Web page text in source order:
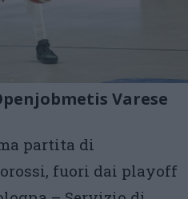
Varese
partita di
fuori dai playoff